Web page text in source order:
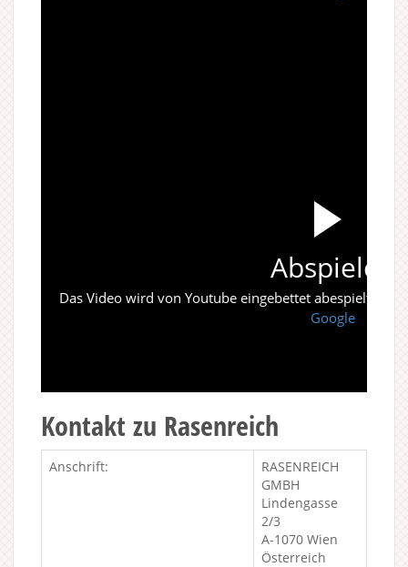
Abspielen
Das Video wird von Youtube eingebettet abespielt. Es
Google
Kontakt zu Rasenreich
Anschrift:
RASENREICH
GMBH
Lindengasse
2/3
A-1070 Wien
Österreich